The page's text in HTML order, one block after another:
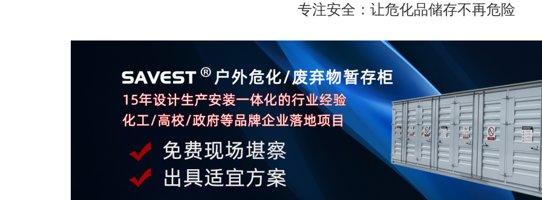
专注安全：让危化品储存不再危险